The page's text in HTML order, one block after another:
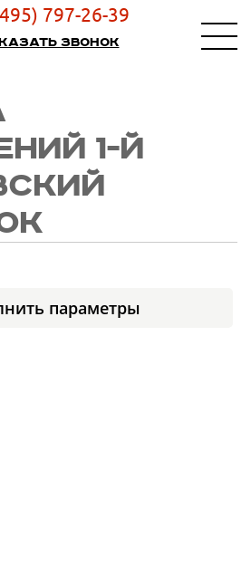
797-26-39
звонок
1-Й
параметры